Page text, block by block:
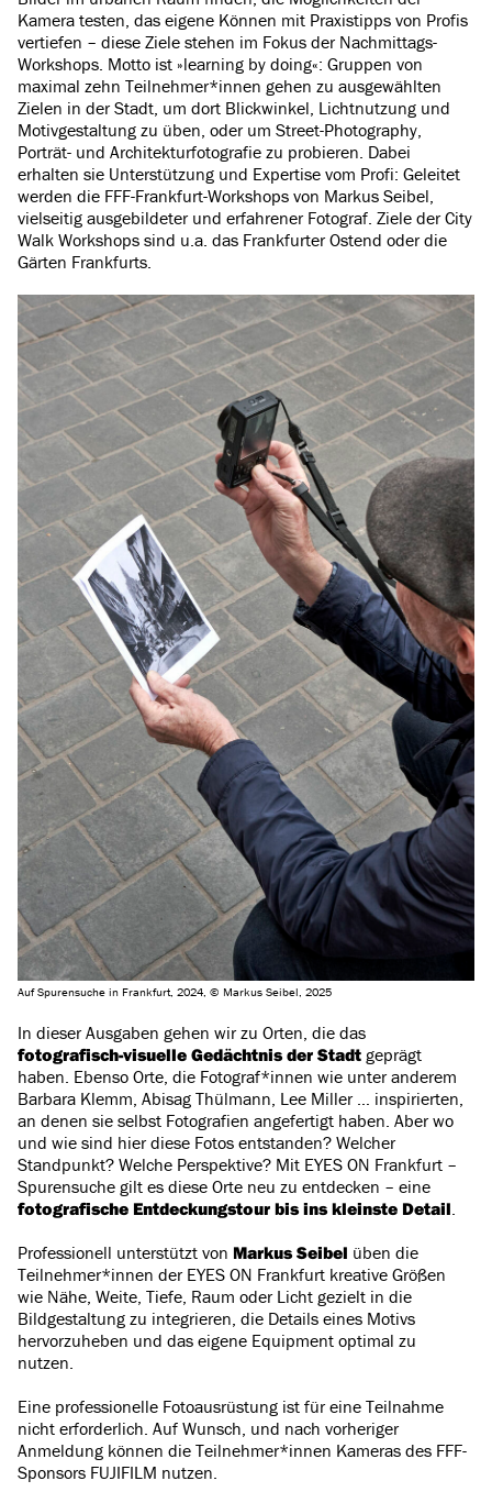
Kamera testen, das eigene Können mit Praxistipps von Profis
vertiefen – diese Ziele stehen im Fokus der Nachmittags-
Workshops. Motto ist »learning by doing«: Gruppen von
maximal zehn Teilnehmer*innen gehen zu ausgewählten
Zielen in der Stadt, um dort Blickwinkel, Lichtnutzung und
Motivgestaltung zu üben, oder um Street-Photography,
Porträt- und Architekturfotografie zu probieren. Dabei
erhalten sie Unterstützung und Expertise vom Profi: Geleitet
werden die FFF-Frankfurt-Workshops von Markus Seibel,
vielseitig ausgebildeter und erfahrener Fotograf. Ziele der City
Walk Workshops sind u.a. das Frankfurter Ostend oder die
Gärten Frankfurts.
Auf Spurensuche in Frankfurt, 2024, © Markus Seibel, 2025
In dieser Ausgaben gehen wir zu Orten, die das
fotografisch-visuelle Gedächtnis der Stadt geprägt
haben. Ebenso Orte, die Fotograf*innen wie unter anderem
Barbara Klemm, Abisag Thülmann, Lee Miller … inspirierten,
an denen sie selbst Fotografien angefertigt haben. Aber wo
und wie sind hier diese Fotos entstanden? Welcher
Standpunkt? Welche Perspektive? Mit EYES ON Frankfurt –
Spurensuche gilt es diese Orte neu zu entdecken – eine
fotografische Entdeckungstour bis ins kleinste Detail
Professionell unterstützt von Markus Seibel üben die
Teilnehmer*innen der EYES ON Frankfurt kreative Größen
wie Nähe, Weite, Tiefe, Raum oder Licht gezielt in die
Bildgestaltung zu integrieren, die Details eines Motivs
hervorzuheben und das eigene Equipment optimal zu
nutzen.
Eine professionelle Fotoausrüstung ist für eine Teilnahme
nicht erforderlich. Auf Wunsch, und nach vorheriger
Anmeldung können die Teilnehmer*innen Kameras des FFF-
Sponsors FUJIFILM nutzen.